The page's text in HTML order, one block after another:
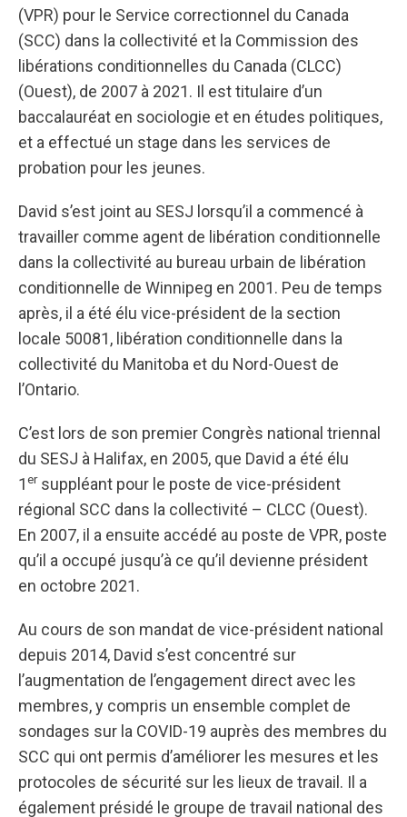
(VPR) pour le Service correctionnel du Canada
(SCC) dans la collectivité et la Commission des
libérations conditionnelles du Canada (CLCC)
(Ouest), de 2007 à 2021. Il est titulaire d’un
baccalauréat en sociologie et en études politiques,
et a effectué un stage dans les services de
probation pour les jeunes.
David s’est joint au SESJ lorsqu’il a commencé à
travailler comme agent de libération conditionnelle
dans la collectivité au bureau urbain de libération
conditionnelle de Winnipeg en 2001. Peu de temps
après, il a été élu vice-président de la section
locale 50081, libération conditionnelle dans la
collectivité du Manitoba et du Nord-Ouest de
l’Ontario.
C’est lors de son premier Congrès national triennal
du SESJ à Halifax, en 2005, que David a été élu
1ersuppléant pour le poste de vice-président
régional SCC dans la collectivité – CLCC (Ouest).
En 2007, il a ensuite accédé au poste de VPR, poste
qu’il a occupé jusqu’à ce qu’il devienne président
en octobre 2021.
Au cours de son mandat de vice-président national
depuis 2014, David s’est concentré sur
l’augmentation de l’engagement direct avec les
membres, y compris un ensemble complet de
sondages sur la COVID-19 auprès des membres du
SCC qui ont permis d’améliorer les mesures et les
protocoles de sécurité sur les lieux de travail. Il a
également présidé le groupe de travail national des